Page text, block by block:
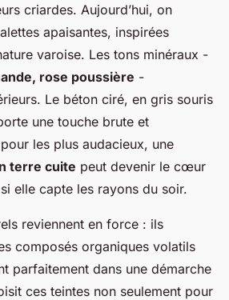
criardes. Aujourd’hui, on
apaisantes, inspirées
varoise. Les tons minéraux -
rose poussière -
Le béton ciré, en gris souris
une touche brute et
les plus audacieux, une
terre cuite peut devenir le cœur
elle capte les rayons du soir.
reviennent en force : ils
composés organiques volatils
parfaitement dans une démarche
ces teintes non seulement pour